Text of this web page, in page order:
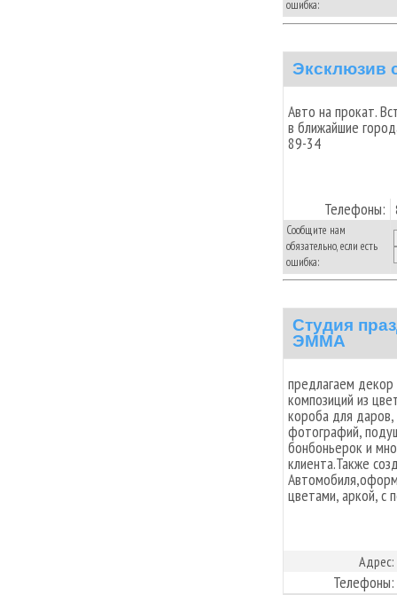
ошибка:
Эксклюзив
Авто на прокат.
в ближайшие
89-34
Телефоны:
Сообщите нам
обязательно, если есть
ошибка:
Студия
ЭММА
предлагаем
композиций из
короба для даров,
фотографий,
бонбоньерок и
клиента.Также
цветами, аркой, с
Адрес:
Телефоны: